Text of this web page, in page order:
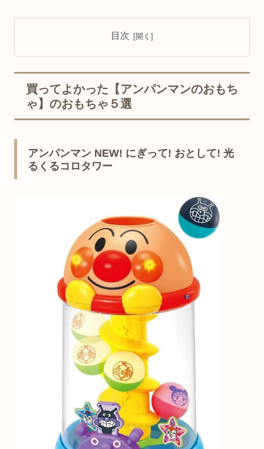
目次
買ってよかった【アンパンマンのおもち
ゃ】のおもちゃ５選
アンパンマン NEW! にぎって! おとして! 光
るくるコロタワー